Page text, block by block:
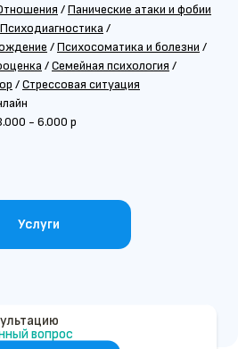
/Панические атаки и фобии
Психодиагностика /
/Психосоматика и болезни /
/Семейная психология /
/Стрессовая ситуация
- 6.000 р
Услуги
вопрос